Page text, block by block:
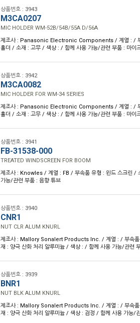
상품번호 : 3943
M3CA0207
MIC HOLDER WM-52B/54B/55A D/56A
제조사 : Panasonic Electronic Components / 계열 : / 부
홀더 / 소재 : 고무 / 색상 : / 함께 사용 가능/관련 부품 : 마이
상품번호 : 3942
M3CA0082
MIC HOLDER FOR WM-34 SERIES
제조사 : Panasonic Electronic Components / 계열 : / 부
홀더 / 소재 : 고무 / 색상 : / 함께 사용 가능/관련 부품 : 마이
상품번호 : 3941
FB-31538-000
TREATED WINDSCREEN FOR BOOM
제조사 : Knowles / 계열 : FB / 부속품 유형 : 윈드 스크린 /
가능/관련 부품 : 음향 튜브
상품번호 : 3940
CNR1
NUT CLR ALUM KNURL
제조사 : Mallory Sonalert Products Inc. / 계열 : / 부속품
재 : 양극 산화 처리 알루미늄 / 색상 : / 함께 사용 가능/관련
상품번호 : 3939
BNR1
NUT BLK ALUM KNURL
제조사 : Mallory Sonalert Products Inc. / 계열 : / 부속품
재 : 양극 산화 처리 알루미늄 / 색상 : 검정 / 함께 사용 가능/